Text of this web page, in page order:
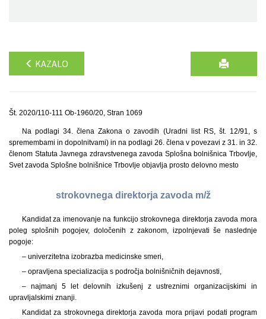
KAZALO
Št. 2020/110-111 Ob-1960/20, Stran 1069
Na podlagi 34. člena Zakona o zavodih (Uradni list RS, št. 12/91, s
spremembami in dopolnitvami) in na podlagi 26. člena v povezavi z 31. in 32.
členom Statuta Javnega zdravstvenega zavoda Splošna bolnišnica Trbovlje,
Svet zavoda Splošne bolnišnice Trbovlje objavlja prosto delovno mesto
strokovnega direktorja zavoda m/ž
Kandidat za imenovanje na funkcijo strokovnega direktorja zavoda mora
poleg splošnih pogojev, določenih z zakonom, izpolnjevati še naslednje
pogoje:
– univerzitetna izobrazba medicinske smeri,
– opravljena specializacija s področja bolnišničnih dejavnosti,
– najmanj 5 let delovnih izkušenj z ustreznimi organizacijskimi in
upravljalskimi znanji.
Kandidat za strokovnega direktorja zavoda mora prijavi podati program